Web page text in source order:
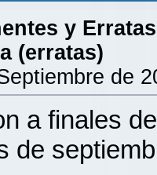
y Erratas
(erratas)
de
a finales
de